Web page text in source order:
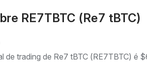
RE7TBTC (Re7 tBTC)
de trading de Re7 tBTC (RE7TBTC) é